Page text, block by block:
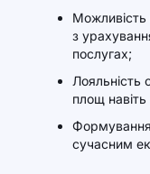
з
послугах;
Лояльність
площ навіть
Формування
сучасним